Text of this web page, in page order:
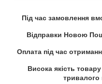
Під час замовлення
Відправки Новою
Оплата під час
Висока якість
тривалого